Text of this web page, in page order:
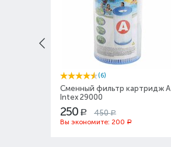
(6)
Сменный фильтр картридж A
Intex 29000
250 Р 450 Р
Вы экономите: 200 Р